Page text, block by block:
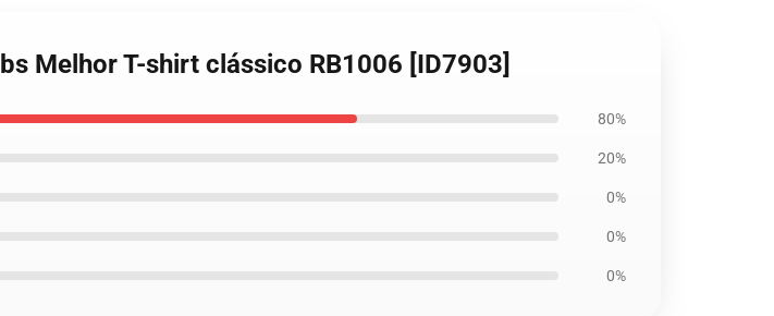
Melhor T-shirt clássico RB1006 [ID7903]
80%
20%
0%
0%
0%